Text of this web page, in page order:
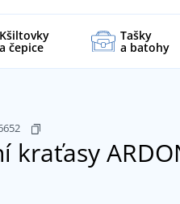
Kšiltovky
a čepice
Tašky
a batohy
kraťasy